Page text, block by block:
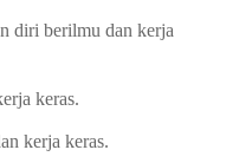
diri berilmu dan kerja
keras.
kerja keras.